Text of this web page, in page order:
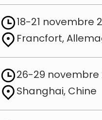
18-21 novembre
Francfort,
26-29 novembre
Shanghai, Chine